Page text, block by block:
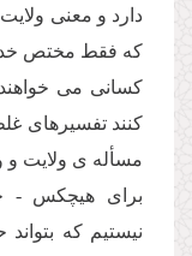
دارد و معنى
كه فقط مختص
كسانى مى
كنند تفسیرهاى
مسأله ى ولایت و
براى هیچكس -
نیستیم كه